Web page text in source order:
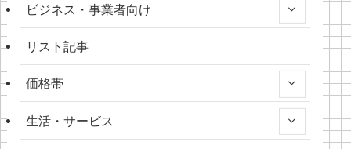
ビジネス・事業者向け
リスト記事
価格帯
生活・サービス